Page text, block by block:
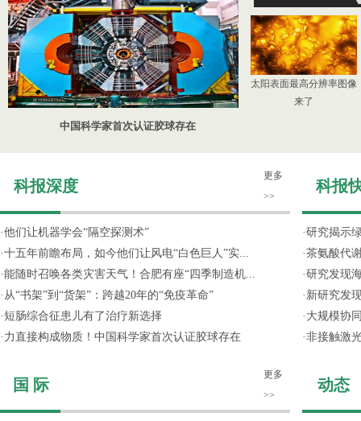
中国科学家首次认证胶球存在
太阳表面最高分辨率图像
来了
科报深度
更多
>>
·他们让机器学会“隔空探测术”
·十五年前瞻布局，如今他们让风电“白色巨人”实...
·能随时召唤各类灾害天气！合肥有座“四季制造机...
· 从“书架”到“货架”：跨越20年的“免疫革命”
· 短肠综合征患儿有了治疗新选择
· 力直接构成物质！中国科学家首次认证胶球存在
国 际
更多
>>
科报
·研究揭示
·茶氨酸代
·研究发现
· 新研究发
· 大规模协
·非接触激
动态